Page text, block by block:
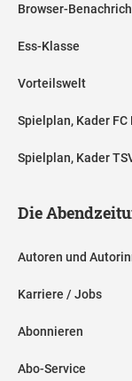
Browser-
Ess-Klasse
Vorteilswelt
Spielplan, Kader FC
Spielplan, Kader
Die
Autoren und
Karriere / Jobs
Abonnieren
Abo-Service